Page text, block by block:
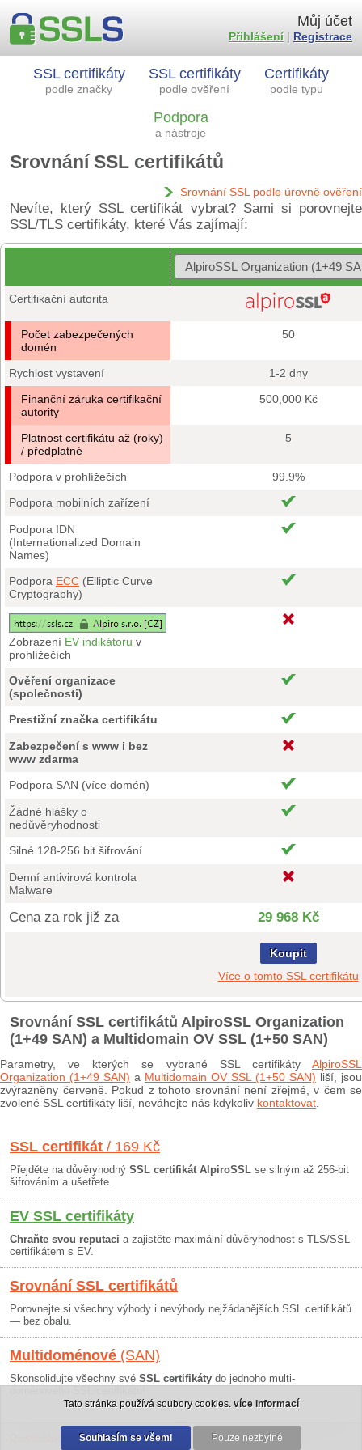
SSL certifikáty
podle značky
SSL certifikáty
podle ověření
Certifikáty
podle typu
Podpora
a nástroje
Můj účet
Přihlášení| Registrace
Srovnání SSL certifikátů
Srovnání SSL podle úrovně ověření
Nevíte, který SSL certifikát vybrat? Sami si porovnejte
SSL/TLS certifikáty, které Vás zajímají:
Certifikační autorita
Počet zabezpečených
domén
50
Rychlost vystavení
1-2 dny
Finanční záruka certifikační
autority
500,000 Kč
Platnost certifikátu až (roky)
/ předplatné
5
Podpora v prohlížečích
99.9%
Podpora mobilních zařízení
Podpora IDN
(Internationalized Domain
Names)
Podpora ECC (Elliptic Curve
Cryptography)
Zobrazení EV indikátoru v
prohlížečích
Ověření organizace
(společnosti)
Prestižní značka certifikátu
Zabezpečení s www i bez
www zdarma
Podpora SAN (více domén)
Žádné hlášky o
nedůvěryhodnosti
Silné 128-256 bit šifrování
Denní antivirová kontrola
Malware
Cena za rok již za 29 968 Kč
Koupit
Více o tomto SSL certifikátu
Srovnání SSL certifikátů AlpiroSSL Organization
(1+49 SAN) a Multidomain OV SSL (1+50 SAN)
Parametry, ve kterých se vybrané SSL certifikáty AlpiroSSL
Organization (1+49 SAN) a Multidomain OV SSL (1+50 SAN) liší, jsou
zvýrazněny červeně. Pokud z tohoto srovnání není zřejmé, v čem se
zvolené SSL certifikáty liší, neváhejte nás kdykoliv kontaktovat
SSL certifikát / 169 Kč
Přejděte na důvěryhodný SSL certifikát AlpiroSSL se silným až 256-bit
šifrováním a ušetřete.
EV SSL certifikáty
Chraňte svou reputaci a zajistěte maximální důvěryhodnost s TLS/SSL
certifikátem s EV.
Srovnání SSL certifikátů
Porovnejte si všechny výhody i nevýhody nejžádanějších SSL certifikátů
— bez obalu.
Multidoménové (SAN)
Skonsolidujte všechny své SSL certifikáty do jednoho multi-
Obchodní podmínky|30 dní záruka
Tato stránka používá soubory cookies. více informací
Souhlasím se všemi Pouze nezbytné